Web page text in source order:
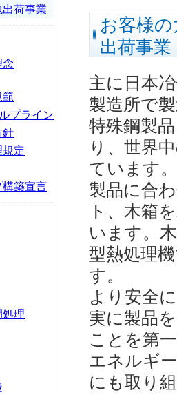
お客様
出荷事業
主に日本
製造所で
特殊鋼製
り、世界
ています。
製品に合
ト、木箱
います。
型熱処理
す。
より安全
実に製品
ことを第
エネルギ
にも取り
荷事業
プライン
針
定
築宣言
理